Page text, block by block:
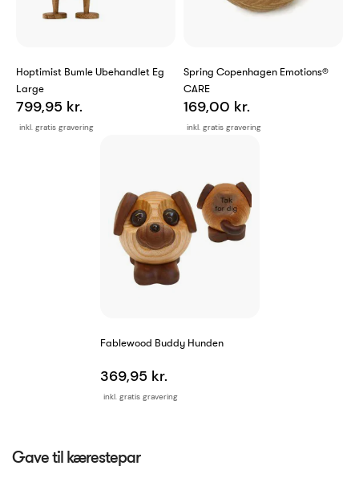
Hoptimist Bumle Ubehandlet Eg
Large
inkl. gratis gravering
799,95 kr.
Spring Copenhagen Emotions®
CARE
inkl. gratis gravering
169,00 kr.
Fablewood Buddy Hunden
inkl. gratis gravering
369,95 kr.
Gave til kærestepar